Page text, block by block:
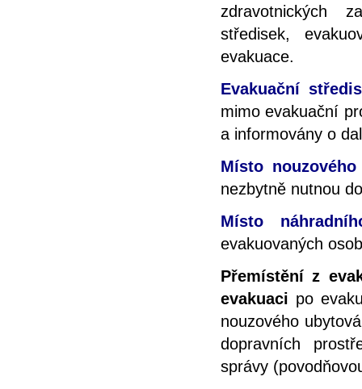
zdravotnických
středisek,
evakuace.
Evakuační
mimo evakuační
a informovány o
Místo
nezbytně nutnou
Místo
evakuovaných
Přemístění z
evakuaci po
nouzového
dopravních
správy